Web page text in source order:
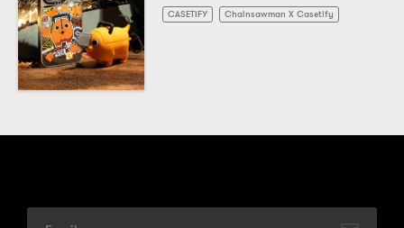
CASETIFY Chainsawman X Casetify